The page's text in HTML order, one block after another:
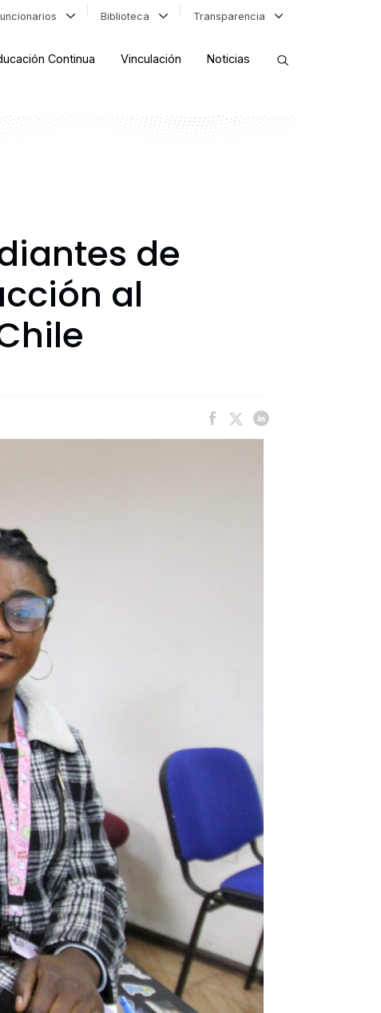
Biblioteca Transparencia
Continua Vinculación Noticias
de
al